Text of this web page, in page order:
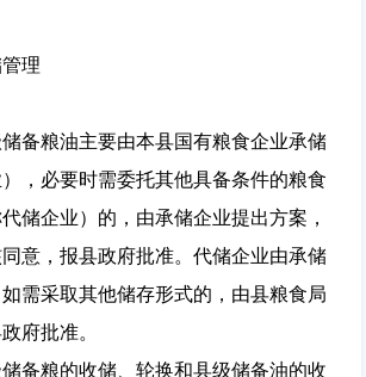
理
粮油主要由本县国有粮食企业承储
），必要时需委托其他具备条件的粮食
储企业）的，由承储企业提出方案，
意，报县政府批准。代储企业由承储
需采取其他储存形式的，由县粮食局
府批准。
粮的收储、轮换和县级储备油的收